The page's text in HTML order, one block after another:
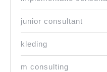
junior consultant
kleding
m consulting